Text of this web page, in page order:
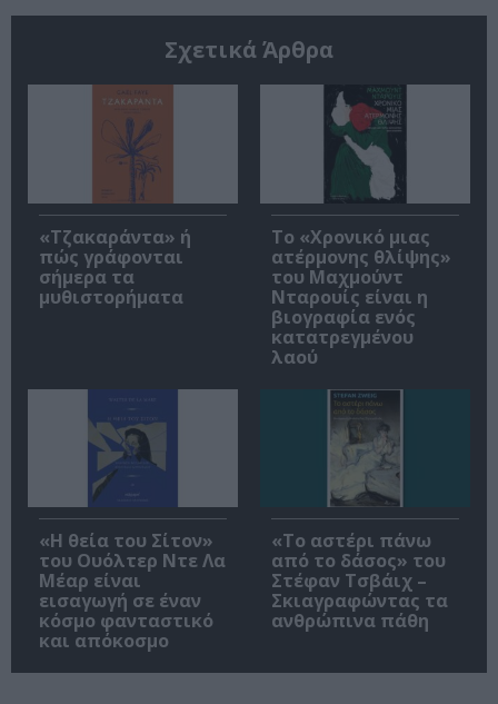
Σχετικά Άρθρα
«Τζακαράντα» ή
πώς γράφονται
σήμερα τα
μυθιστορήματα
Το «Χρονικό μιας
ατέρμονης θλίψης»
του Μαχμούντ
Νταρουίς είναι η
βιογραφία ενός
κατατρεγμένου
λαού
«Η θεία του Σίτον»
του Ουόλτερ Ντε Λα
Μέαρ είναι
εισαγωγή σε έναν
κόσμο φανταστικό
και απόκοσμο
«Το αστέρι πάνω
από το δάσος» του
Στέφαν Τσβάιχ –
Σκιαγραφώντας τα
ανθρώπινα πάθη